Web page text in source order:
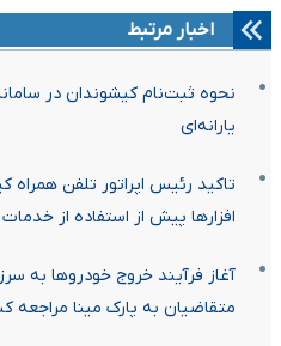
اخبار مرتبط
نحوه ثبت‌نام کیشوندان در
یارانه‌ای
تاکید رئیس اپراتور تلفن همراه
افزارها پیش از استفاده از خدمات
آغاز فرآیند خروج خودروها به
متقاضیان به پارک مینا مراجعه